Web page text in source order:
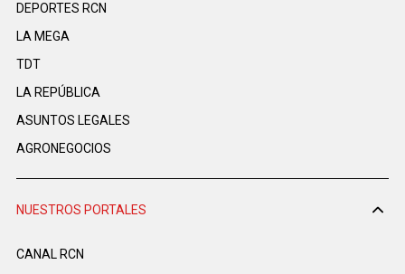
DEPORTES RCN
LA MEGA
TDT
LA REPÚBLICA
ASUNTOS LEGALES
AGRONEGOCIOS
NUESTROS PORTALES
CANAL RCN